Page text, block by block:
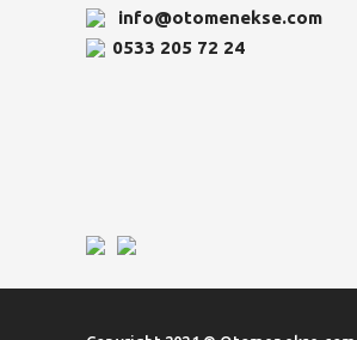
info@otomenekse.com
0533 205 72 24